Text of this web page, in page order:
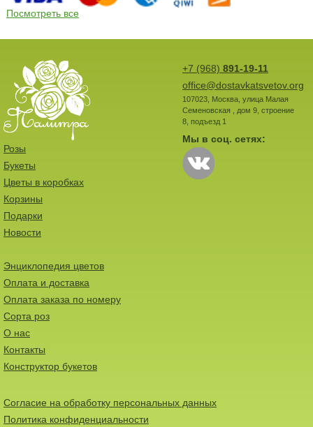
Посмотреть все
+7 (968) 891-19-11
office@dostavkatsvetov.org
107023, Москва, улица Малая
Семеновская , дом 9, строение
8, подъезд 1
Мы в соц. сетях:
Розы
Букеты
Цветы в коробках
Корзины
Подарки
Новости
Энциклопедия цветов
Оплата и доставка
Оплата заказа по номеру
Сорта роз
О нас
Контакты
Конструктор букетов
Согласие на обработку персональных данных
Политика конфиденциальности